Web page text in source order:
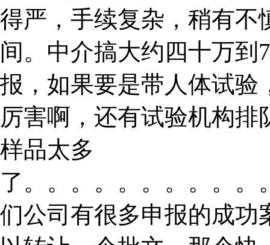
得严，手续复杂，稍有不
间。中介搞大约四十万到
报，如果要是带人体试验
厉害啊，还有试验机构
样品太多
了。。。。。。。。。
们公司有很多申报的成功